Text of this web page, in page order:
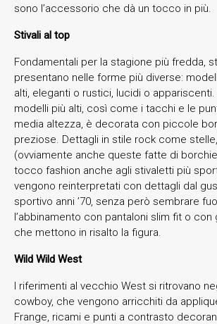
sono l’accessorio che dà un tocco in più.
Stivali al top
Fondamentali per la stagione più fredda,
presentano nelle forme più diverse:
alti, eleganti o rustici, lucidi o
modelli più alti, così come i tacchi e le
media altezza, è decorata con piccole
preziose. Dettagli in stile rock come
(ovviamente anche queste fatte di
tocco fashion anche agli stivaletti più
vengono reinterpretati con dettagli dal
sportivo anni ’70, senza però sembrare
l’abbinamento con pantaloni slim fit o
che mettono in risalto la figura.
Wild Wild West
I riferimenti al vecchio West si ritrovano
cowboy, che vengono arricchiti da
Frange, ricami e punti a contrasto